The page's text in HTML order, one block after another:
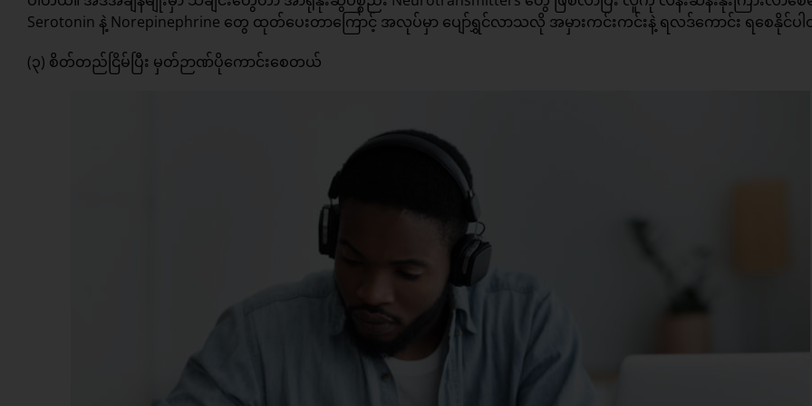
Serotonin နဲ့ Norepinephrine တွေ ထုတ်ပေးတာကြောင့် အလုပ်မှာ ပျော်ရွှင်လာသလို အမှားကင်းကင်းနဲ့ ရလဒ်ကောင်း ရစေနိုင်ပ
(၃) စိတ်တည်ငြိမ်ပြီး မှတ်ဉာဏ်ပိုကောင်းစေတယ်